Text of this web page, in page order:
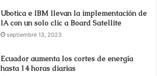
Ubotica e IBM llevan la implementación de
IA con un solo clic a Board Satellite
septiembre 13, 2023
Ecuador aumenta los cortes de energía
hasta 14 horas diarias